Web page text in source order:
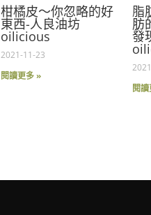
柑橘皮～你忽略的好
東西-人良油坊
oilicious
2021-11-23
閱讀更多 »
脂
肪
發
閱